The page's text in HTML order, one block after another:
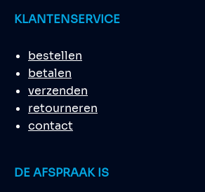
KLANTENSERVICE
bestellen
betalen
verzenden
retourneren
contact
DE AFSPRAAK IS